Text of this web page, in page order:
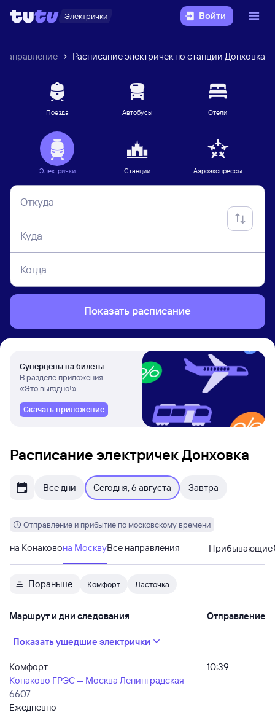
Электрички Войти
Расписание электричек по станции Донховка
Поезда Автобусы Отели
Электрички Станции Аэроэкспрессы
Откуда
Куда
Когда
Показать расписание
Суперцены на билеты
В разделе приложения
«Это выгодно!»
Скачать приложение
Расписание электричек Донховка
Все дни Сегодня, 6 августа Завтра
Отправление и прибытие по московскому времени
на Конаковона МосквуВсе направления Прибывающие
Пораньше Комфорт Ласточка
Маршрут и дни следования Отправление
Показать ушедшие электрички
Комфорт
Конаково ГРЭС — Москва Ленинградская
6607
Ежедневно
10:39